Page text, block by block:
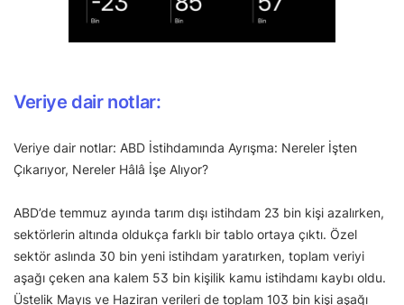
Veriye dair notlar:
Veriye dair notlar: ABD İstihdamında Ayrışma: Nereler İşten
Çıkarıyor, Nereler Hâlâ İşe Alıyor?
ABD’de temmuz ayında tarım dışı istihdam 23 bin kişi azalırken,
sektörlerin altında oldukça farklı bir tablo ortaya çıktı. Özel
sektör aslında 30 bin yeni istihdam yaratırken, toplam veriyi
aşağı çeken ana kalem 53 bin kişilik kamu istihdamı kaybı oldu.
Üstelik Mayıs ve Haziran verileri de toplam 103 bin kişi aşağı